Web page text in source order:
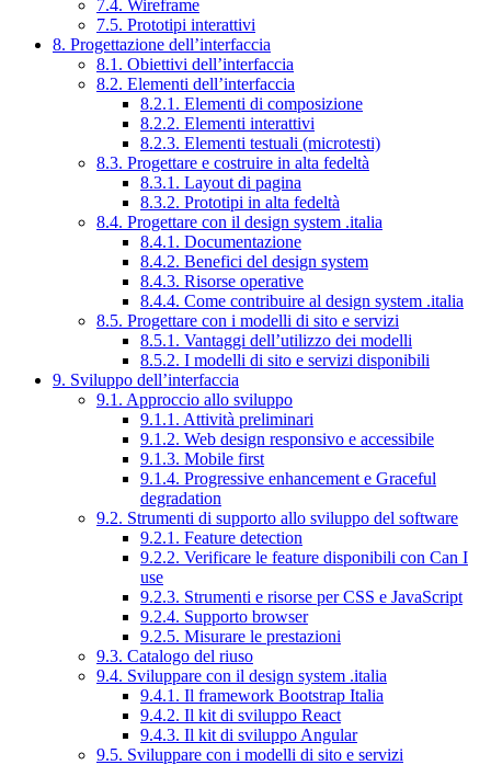
7.4. Wireframe
7.5. Prototipi interattivi
8. Progettazione dell’interfaccia
8.1. Obiettivi dell’interfaccia
8.2. Elementi dell’interfaccia
8.2.1. Elementi di composizione
8.2.2. Elementi interattivi
8.2.3. Elementi testuali (microtesti)
8.3. Progettare e costruire in alta fedeltà
8.3.1. Layout di pagina
8.3.2. Prototipi in alta fedeltà
8.4. Progettare con il design system .italia
8.4.1. Documentazione
8.4.2. Benefici del design system
8.4.3. Risorse operative
8.4.4. Come contribuire al design system .italia
8.5. Progettare con i modelli di sito e servizi
8.5.1. Vantaggi dell’utilizzo dei modelli
8.5.2. I modelli di sito e servizi disponibili
9. Sviluppo dell’interfaccia
9.1. Approccio allo sviluppo
9.1.1. Attività preliminari
9.1.2. Web design responsivo e accessibile
9.1.3. Mobile first
9.1.4. Progressive enhancement e Graceful
degradation
9.2. Strumenti di supporto allo sviluppo del software
9.2.1. Feature detection
9.2.2. Verificare le feature disponibili con Can I
use
9.2.3. Strumenti e risorse per CSS e JavaScript
9.2.4. Supporto browser
9.2.5. Misurare le prestazioni
9.3. Catalogo del riuso
9.4. Sviluppare con il design system .italia
9.4.1. Il framework Bootstrap Italia
9.4.2. Il kit di sviluppo React
9.4.3. Il kit di sviluppo Angular
9.5. Sviluppare con i modelli di sito e servizi